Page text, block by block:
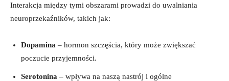
Interakcja między tymi obszarami prowadzi do uwalniania
neuroprzekaźników, takich jak:
Dopamina – hormon szczęścia, który może zwiększać
poczucie przyjemności.
Serotonina – wpływa na naszą nastrój i ogólne